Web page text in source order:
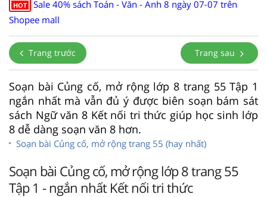
HOT
Sale 40% sách Toán - Văn - Anh 8 ngày 07-07 trên
Shopee mall
Trang trước Trang sau
Soạn bài Củng cố, mở rộng lớp 8 trang 55 Tập 1
ngắn nhất mà vẫn đủ ý được biên soạn bám sát
sách Ngữ văn 8 Kết nối tri thức giúp học sinh lớp
8 dễ dàng soạn văn 8 hơn.
Soạn bài Củng cố, mở rộng trang 55 (hay nhất)
Soạn bài Củng cố, mở rộng lớp 8 trang 55
Tập 1 - ngắn nhất Kết nối tri thức